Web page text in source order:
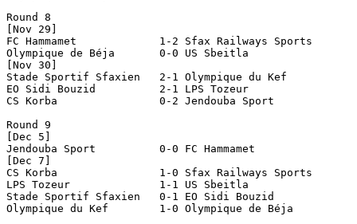
Round 8
[Nov 29]
FC Hammamet		1-2 Sfax Railways Sports
Olympique de Béja	0-0 US Sbeitla
[Nov 30]
Stade Sportif Sfaxien   2-1 Olympique du Kef
EO Sidi Bouzid		2-1 LPS Tozeur
CS Korba		0-2 Jendouba Sport
Round 9
[Dec 5]
Jendouba Sport		0-0 FC Hammamet
[Dec 7]
CS Korba		1-0 Sfax Railways Sports
LPS Tozeur		1-1 US Sbeitla
Stade Sportif Sfaxien	0-1 EO Sidi Bouzid
Olympique du Kef	1-0 Olympique de Béja